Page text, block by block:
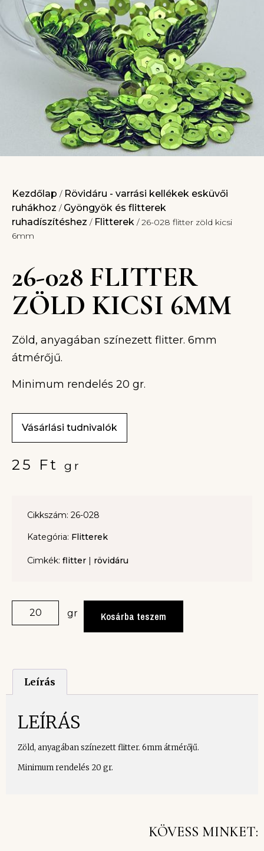
Kezdőlap / Rövidáru - varrási kellékek esküvői
ruhákhoz / Gyöngyök és flitterek
ruhadíszítéshez / Flitterek / 26-028 flitter zöld kicsi
6mm
26-028 FLITTER
ZÖLD KICSI 6MM
Zöld, anyagában színezett flitter. 6mm
átmérőjű.
Minimum rendelés 20 gr.
Vásárlási tudnivalók
25 Ft gr
Cikkszám: 26-028
Kategória: Flitterek
Cimkék: flitter rövidáru
gr Kosárba teszem
Leírás
LEÍRÁS
Zöld, anyagában színezett flitter. 6mm átmérőjű.
Minimum rendelés 20 gr.
KÖVESS MINKET: